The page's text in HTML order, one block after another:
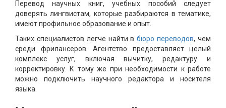
Перевод научных книг, учебных пособий следует
доверять лингвистам, которые разбираются в тематике,
имеют профильное образование и опыт.
Таких специалистов легче найти вбюро переводов, чем
среди фрилансеров. Агентство предоставляет целый
комплекс услуг, включая вычитку, редактуру и
корректировку. К тому же при необходимости к работе
можно подключить научного редактора и носителя
языка.